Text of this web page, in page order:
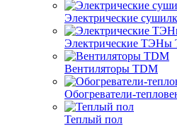
Электрические
Электрические
Вентиляторы TDM
Обогреватели-
Теплый пол